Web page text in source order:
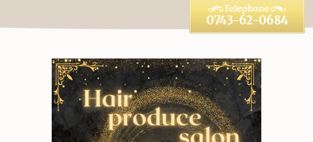
0743-62-0684